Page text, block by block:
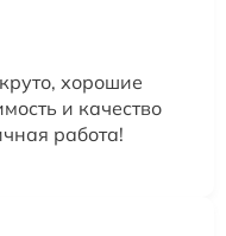
хорошие
и качество
работа!